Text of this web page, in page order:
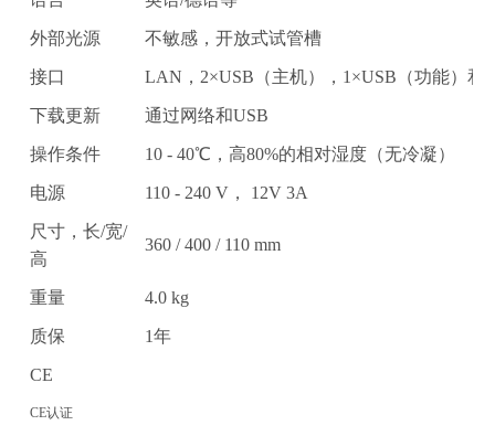
外部光源 不敏感，开放式试管槽
接口 LAN，2×USB（主机），1×USB（功能）和
下载更新 通过网络和USB
操作条件 10 - 40℃，高80%的相对湿度（无冷凝）
电源 110 - 240 V， 12V 3A
尺寸，长/宽/
高
360 / 400 / 110 mm
重量 4.0 kg
质保 1年
CE
CE认证